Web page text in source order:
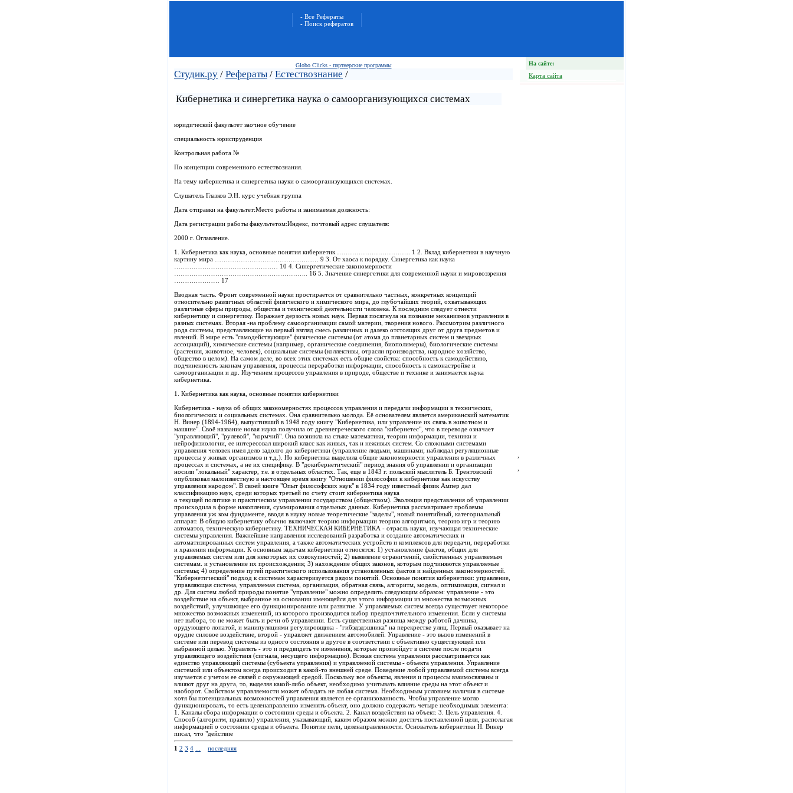
- Все Рефераты
- Поиск рефератов
Globo Clicks - партнерские программы
Студик.ру / Рефераты / Естествознание /
Кибернетика и синергетика наука о самоорганизующихся системах
юридический факультет заочное обучение
специальность юриспруденция
Контрольная работа №
По концепции современного естествознания.
На тему кибернетика и синергетика науки о самоорганизующихся системах.
Слушатель Глазков Э.Н. курс учебная группа
Дата отправки на факультет:Место работы и занимаемая должность:
Дата регистрации работы факультетом:Индекс, почтовый адрес слушателя:
2000 г. Оглавление.
1. Кибернетика как наука, основные понятия кибернетик ……………………………. 1 2. Вклад кибернетики в научную
картину мира ………………………………………… 9 3. От хаоса к порядку. Синергетика как наука
………………………………………… 10 4. Синергетические закономерности
…………………………………………………….. 16 5. Значение синергетики для современной науки и мировоззрения
………………… 17
Вводная часть. Фронт современной науки простирается от сравнительно частных, конкретных концепций
относительно различных областей физического и химического мира, до глубочайших теорий, охватывающих
различные сферы природы, общества и технической деятельности человека. К последним следует отнести
кибернетику и синергетику. Поражает дерзость новых наук. Первая посягнула на познание механизмов управления в
разных системах. Вторая -на проблему самоорганизации самой материи, творения нового. Рассмотрим различного
рода системы, представляющие на первый взгляд смесь различных и далеко отстоящих друг от друга предметов и
явлений. В мире есть "самодействующие" физические системы (от атома до планетарных систем и звездных
ассоциаций), химические системы (например, органические соединения, биополимеры), биологические системы
(растения, животное, человек), социальные системы (коллективы, отрасли производства, народное хозяйство,
общество в целом). На самом деле, во всех этих системах есть общие свойства: способность к самодействию,
подчиненность законам управления, процессы переработки информации, способность к самонастройке и
самоорганизации и др. Изучением процессов управления в природе, обществе и технике и занимается наука
кибернетика.
1. Кибернетика как наука, основные понятия кибернетики
Кибернетика - наука об общих закономерностях процессов управления и передачи информации в технических,
биологических и социальных системах. Она сравнительно молода. Её основателем является американский математик
Н. Винер (1894-1964), выпустивший в 1948 году книгу "Кибернетика, или управление их связь в животном и
машине". Своё название новая наука получила от древнегреческого слова "кибернетес", что в переводе означает
"управляющий", "рулевой", "кормчий". Она возникла на стыке математики, теории информации, техники и
нейрофизиологии, ее интересовал широкий класс как живых, так и неживых систем. Со сложными системами
управления человек имел дело задолго до кибернетики (управление людьми, машинами; наблюдал регуляционные
процессы у живых организмов и т.д.). Но кибернетика выделила общие закономерности управления в различных
процессах и системах, а не их специфику. В "докибернетический" период знания об управлении и организации
носили "локальный" характер, т.е. в отдельных областях. Так, еще в 1843 г. польский мыслитель Б. Трентовский
опубликовал малоизвестную в настоящее время книгу "Отношении философии к кибернетике как искусству
управления народом". В своей книге "Опыт философских наук" в 1834 году известный физик Ампер дал
классификацию наук, среди которых третьей по счету стоит кибернетика наука
о текущей политике и практическом управлении государством (обществом). Эволюция представления об управлении
происходила в форме накопления, суммирования отдельных данных. Кибернетика рассматривает проблемы
управления уж ком фундаменте, вводя в науку новые теоретические "заделы", новый понятийный, категориальный
аппарат. В общую кибернетику обычно включают теорию информации теорию алгоритмов, теорию игр и теорию
автоматов, техническую кибернетику. ТЕХНИЧЕСКАЯ КИБЕРНЕТИКА - отрасль науки, изучающая технические
системы управления. Важнейшие направления исследований разработка и создание автоматических и
автоматизированных систем управления, а также автоматических устройств и комплексов для передачи, переработки
и хранения информации. К основным задачам кибернетики относятся: 1) установление фактов, общих для
управляемых систем или для некоторых их совокупностей; 2) выявление ограничений, свойственных управляемым
системам. и установление их происхождения; 3) нахождение общих законов, которым подчиняются управляемые
системы; 4) определение путей практического использования установленных фактов и найденных закономерностей.
"Кибернетический" подход к системам характеризуется рядом понятий. Основные понятия кибернетики: управление,
управляющая система, управляемая система, организация, обратная связь, алгоритм, модель, оптимизация, сигнал и
др. Для систем любой природы понятие "управление" можно определить следующим образом: управление - это
воздействие на объект, выбранное на основании имеющейся для этого информации из множества возможных
воздействий, улучшающее его функционирование или развитие. У управляемых систем всегда существует некоторое
множество возможных изменений, из которого производится выбор предпочтительного изменения. Если у системы
нет выбора, то не может быть и речи об управлении. Есть существенная разница между работой дачника,
орудующего лопатой, и манипуляциями регулировщика - "гибэдэдэшника" на перекрестке улиц. Первый оказывает на
орудие силовое воздействие, второй - управляет движением автомобилей. Управление - это вызов изменений в
системе или перевод системы из одного состояния в другое в соответствии с объективно существующей или
выбранной целью. Управлять - это и предвидеть те изменения, которые произойдут в системе после подачи
управляющего воздействия (сигнала, несущего информацию). Всякая система управления рассматривается как
единство управляющей системы (субъекта управления) и управляемой системы - объекта управления. Управление
системой или объектом всегда происходит в какой-то внешней среде. Поведение любой управляемой системы всегда
изучается с учетом ее связей с окружающей средой. Поскольку все объекты, явления и процессы взаимосвязаны и
влияют друг на друга, то, выделяя какой-либо объект, необходимо учитывать влияние среды на этот объект и
наоборот. Свойством управляемости может обладать не любая система. Необходимым условием наличия в системе
хотя бы потенциальных возможностей управления является ее организованность. Чтобы управление могло
функционировать, то есть целенаправленно изменять объект, оно должно содержать четыре необходимых элемента:
1. Каналы сбора информации о состоянии среды и объекта. 2. Канал воздействия на объект. 3. Цель управления. 4.
Способ (алгоритм, правило) управления, указывающий, каким образом можно достичь поставленной цели, располагая
информацией о состоянии среды и объекта. Понятие пели, целенаправленности. Основатель кибернетики Н. Винер
писал, что "действие
1 2 3 4 последняя
На сайте:
Карта сайта